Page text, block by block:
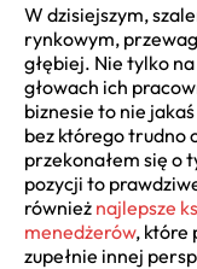
W dzisiejszym,
rynkowym,
głębiej. Nie tylko
głowach ich
biznesie to nie
bez którego trudno
przekonałem się o
pozycji to
również najlepsze
menedżerów, które
zupełnie innej